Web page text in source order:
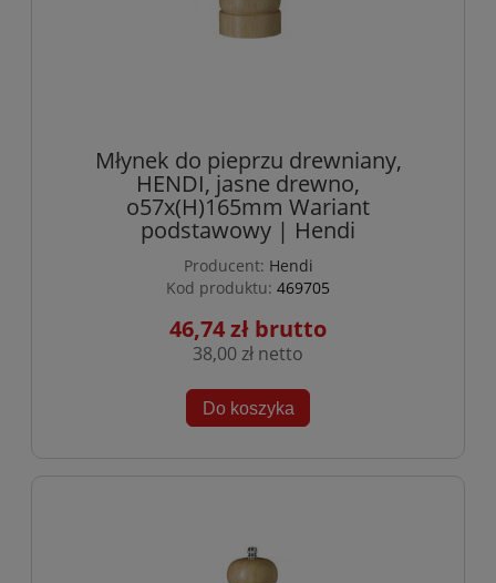
Młynek do pieprzu drewniany,
HENDI, jasne drewno,
o57x(H)165mm Wariant
podstawowy | Hendi
Producent: Hendi
Kod produktu: 469705
46,74 zł
38,00 zł
Do koszyka